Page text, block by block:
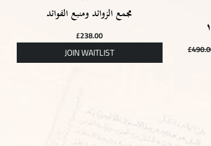
مجمع الزوائد ومنبع الفوائد
£238.00
£